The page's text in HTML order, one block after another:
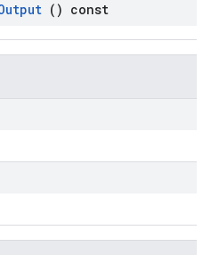
() const